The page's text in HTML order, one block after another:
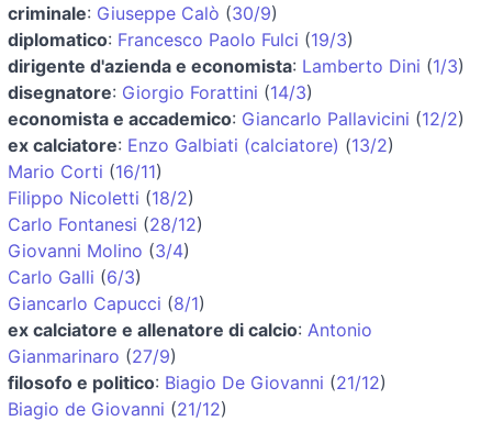
criminale: Giuseppe Calò (30/9)
diplomatico: Francesco Paolo Fulci (19/3)
dirigente d'azienda e economista: Lamberto Dini (1/3)
disegnatore: Giorgio Forattini (14/3)
economista e accademico: Giancarlo Pallavicini (12/2)
ex calciatore: Enzo Galbiati (calciatore) (13/2)
Mario Corti (16/11)
Filippo Nicoletti (18/2)
Carlo Fontanesi (28/12)
Giovanni Molino (3/4)
Carlo Galli (6/3)
Giancarlo Capucci (8/1)
ex calciatore e allenatore di calcio: Antonio
Gianmarinaro (27/9)
filosofo e politico: Biagio De Giovanni (21/12)
Biagio de Giovanni (21/12)